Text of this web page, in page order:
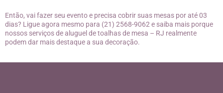
Então, vai fazer seu evento e precisa cobrir suas mesas por até 03
dias? Ligue agora mesmo para (21) 2568-9062 e saiba mais porque
nossos serviços de aluguel de toalhas de mesa – RJ realmente
podem dar mais destaque a sua decoração.